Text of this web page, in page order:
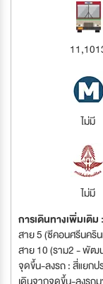
ไม่มี
ไม่มี
การเดินทางเพิ่มเติม :
สาย 5 (ซีคอนศรีนคริน
สาย 10 (ราม2 - พัฒ
จุดขึ้น-ลงรถ : สี่แยกป